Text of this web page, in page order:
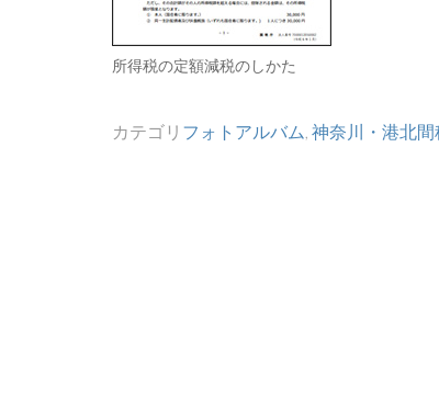
所得税の定額減税のしかた
カテゴリ フォトアルバム 神奈川・港北間